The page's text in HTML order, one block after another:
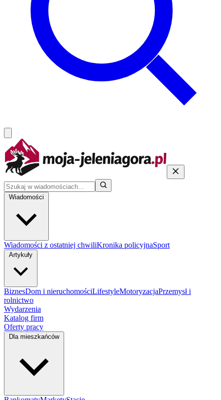
Wiadomości
Wiadomości z ostatniej chwiliKronika policyjnaSport
Artykuły
BiznesDom i nieruchomościLifestyleMotoryzacjaPrzemysł i
rolnictwo
Wydarzenia
Katalog firm
Oferty pracy
Dla mieszkańców